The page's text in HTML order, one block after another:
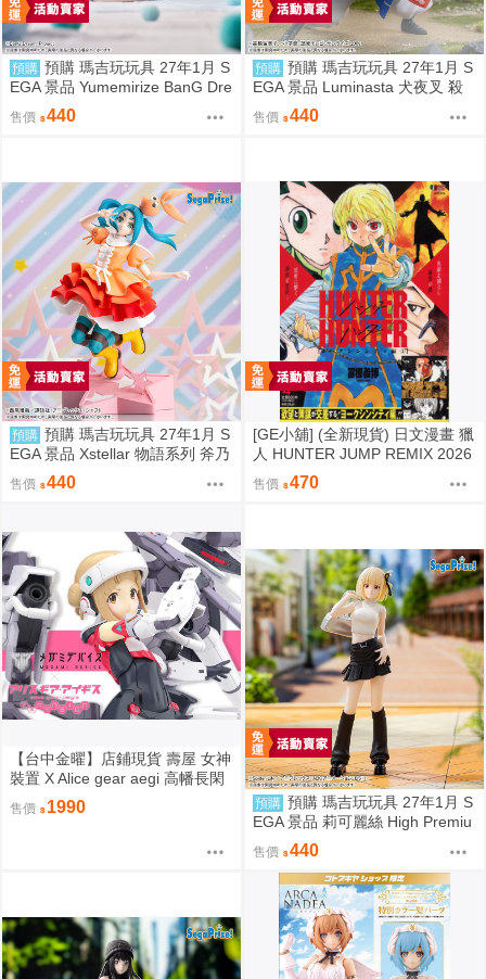
預購 預購 瑪吉玩玩具 27年1月 S
EGA 景品 Yumemirize BanG Dre
am! 豐川祥子 睡衣
售價 440
預購 預購 瑪吉玩玩具 27年1月 S
EGA 景品 Luminasta 犬夜叉 殺
售價 440
預購 預購 瑪吉玩玩具 27年1月 S
EGA 景品 Xstellar 物語系列 斧乃
木余接
售價 440
[GE小舖] (全新現貨) 日文漫畫 獵
人 HUNTER JUMP REMIX 2026
年 新封面再版 第4卷 酷拉皮卡
售價 470
【台中金曜】店鋪現貨 壽屋 女神
裝置 X Alice gear aegi 高幡長閑
一般版
售價 1990 預購 預購 瑪吉玩玩具 27年1月 S
EGA 景品 莉可麗絲 High Premiu
m 錦木千束 STREET SNAP
售價 440